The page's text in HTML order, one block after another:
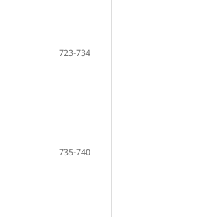
723-734
735-740